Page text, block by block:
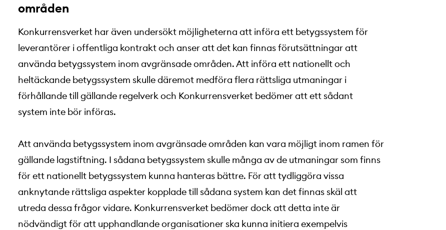
områden
Konkurrensverket har även undersökt möjligheterna att införa ett betygssystem för
leverantörer i offentliga kontrakt och anser att det kan finnas förutsättningar att
använda betygssystem inom avgränsade områden. Att införa ett nationellt och
heltäckande betygssystem skulle däremot medföra flera rättsliga utmaningar i
förhållande till gällande regelverk och Konkurrensverket bedömer att ett sådant
system inte bör införas.
Att använda betygssystem inom avgränsade områden kan vara möjligt inom ramen för
gällande lagstiftning. I sådana betygssystem skulle många av de utmaningar som finns
för ett nationellt betygssystem kunna hanteras bättre. För att tydliggöra vissa
anknytande rättsliga aspekter kopplade till sådana system kan det finnas skäl att
utreda dessa frågor vidare. Konkurrensverket bedömer dock att detta inte är
nödvändigt för att upphandlande organisationer ska kunna initiera exempelvis